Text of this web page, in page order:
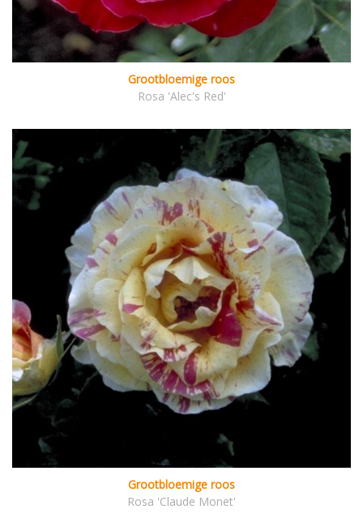
Grootbloemige roos
Rosa 'Alec's Red'
Grootbloemige roos
Rosa 'Claude Monet'